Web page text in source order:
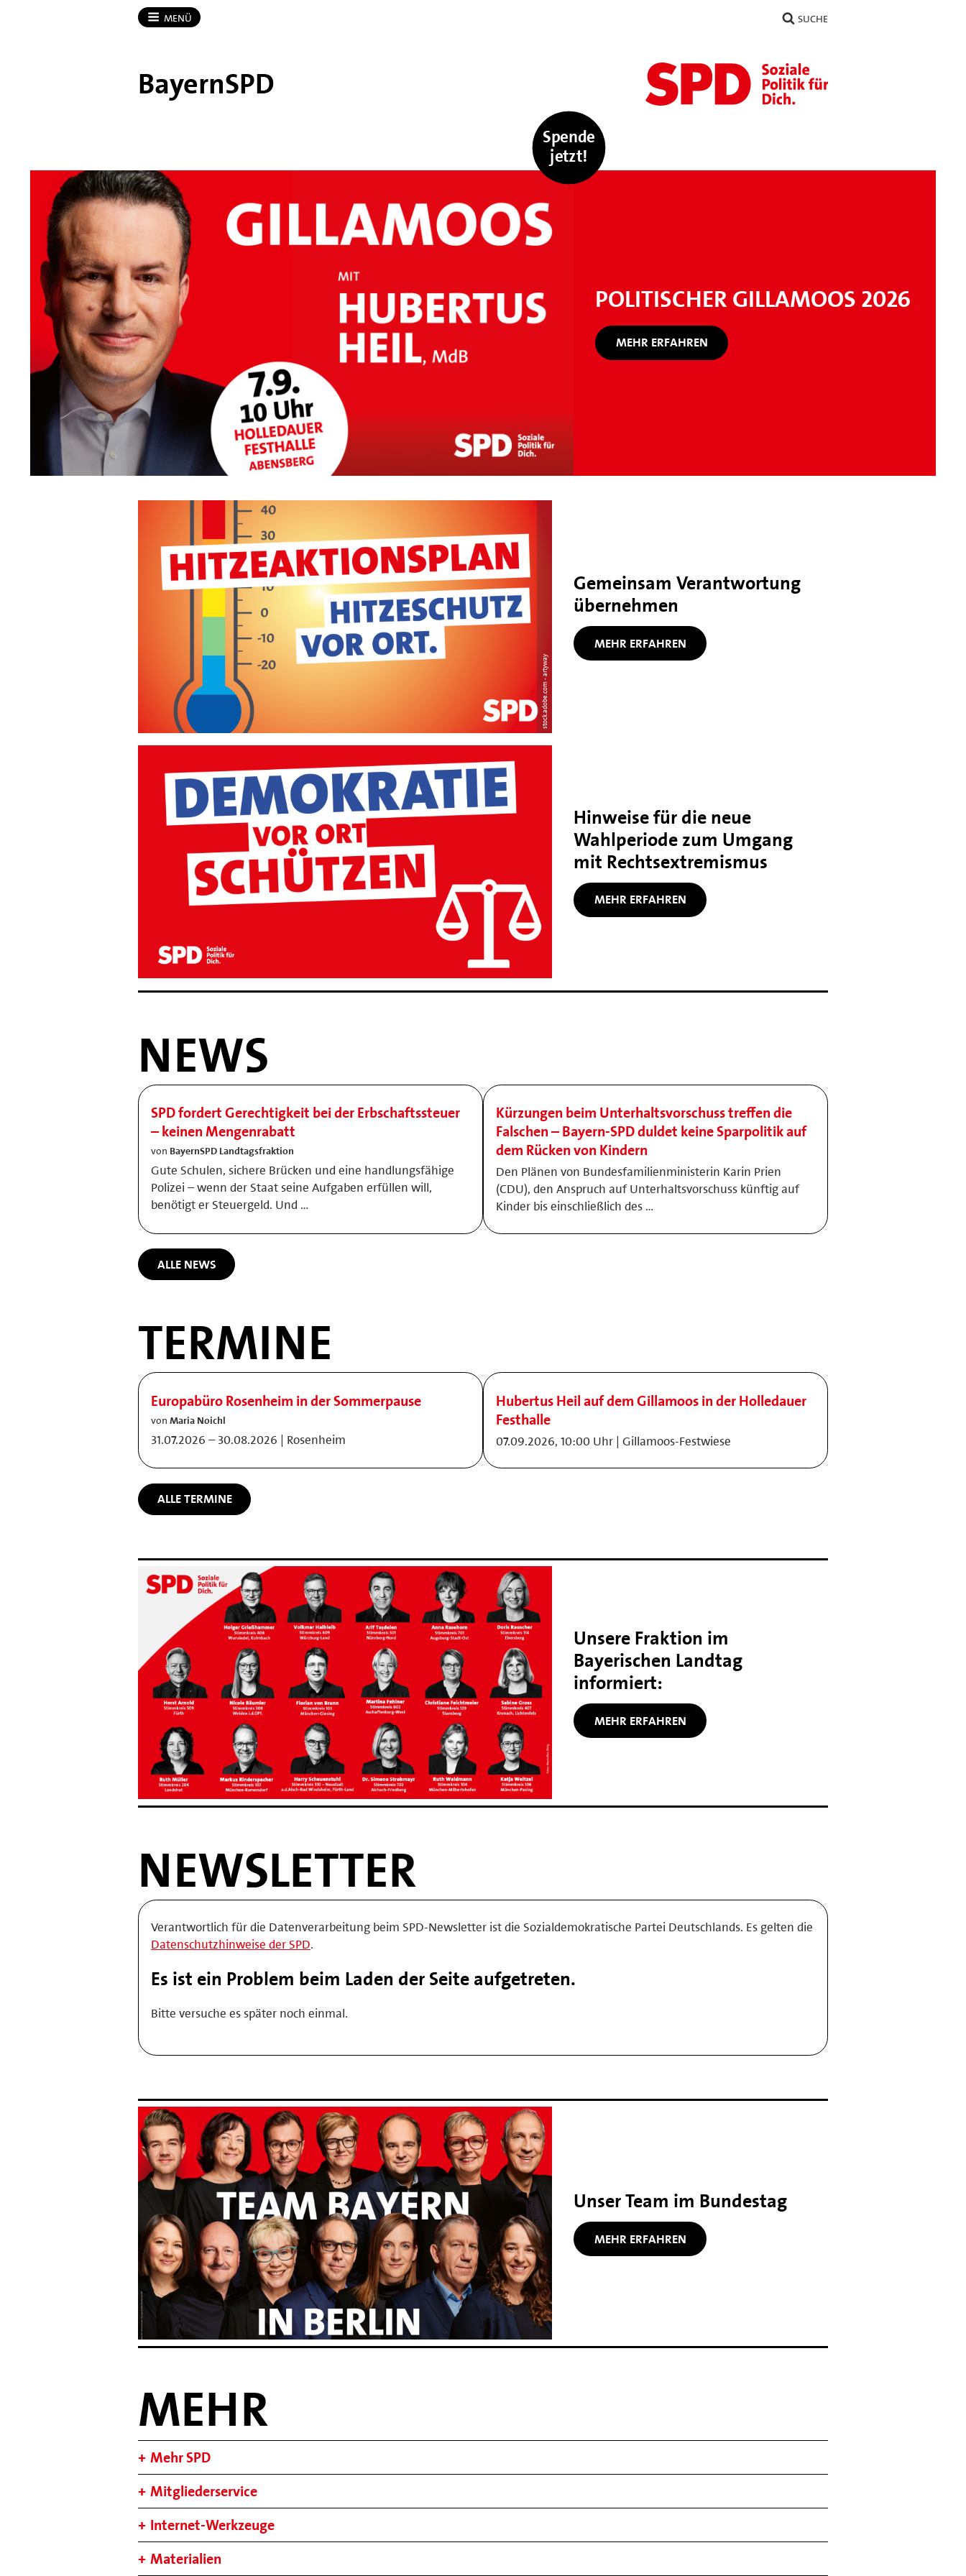
MENÜ SUCHE
BayernSPD
Spende
jetzt!
POLITISCHER GILLAMOOS 2026
MEHR ERFAHREN
stock.adobe.com - artyway
Gemeinsam Verantwortung
übernehmen
MEHR ERFAHREN
Hinweise für die neue
Wahlperiode zum Umgang
mit Rechtsextremismus
MEHR ERFAHREN
NEWS
SPD fordert Gerechtigkeit bei der Erbschaftssteuer
– keinen Mengenrabatt
von BayernSPD Landtagsfraktion
Gute Schulen, sichere Brücken und eine handlungsfähige
Polizei – wenn der Staat seine Aufgaben erfüllen will,
benötigt er Steuergeld. Und …
Kürzungen beim Unterhaltsvorschuss treffen die
Falschen – Bayern-SPD duldet keine Sparpolitik auf
dem Rücken von Kindern
Den Plänen von Bundesfamilienministerin Karin Prien
(CDU), den Anspruch auf Unterhaltsvorschuss künftig auf
Kinder bis einschließlich des …
ALLE NEWS
TERMINE
Europabüro Rosenheim in der Sommerpause
von Maria Noichl
31.07.2026 – 30.08.2026 | Rosenheim
Hubertus Heil auf dem Gillamoos in der Holledauer
Festhalle
07.09.2026, 10:00 Uhr | Gillamoos-Festwiese
ALLE TERMINE
Unsere ​Fraktion im
Bayerischen Landtag
informiert:
MEHR ERFAHREN
NEWSLETTER
Verantwortlich für die Datenverarbeitung beim SPD-Newsletter ist die Sozialdemokratische Partei Deutschlands. Es gelten die
Datenschutzhinweise der SPD.
Es ist ein Problem beim Laden der Seite aufgetreten.
Bitte versuche es später noch einmal.
Unser Team im Bundestag
MEHR ERFAHREN
MEHR
Mehr SPD
Mitgliederservice
Internet-Werkzeuge
Materialien